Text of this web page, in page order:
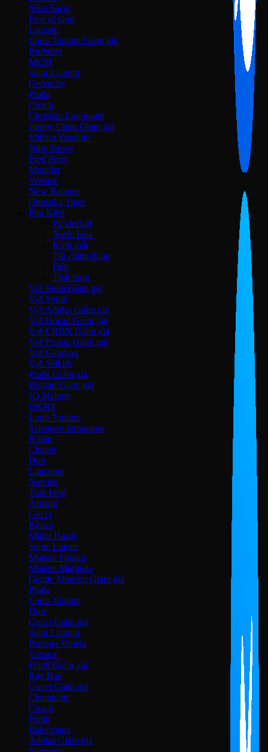
Nike Sacai
Fear of God
Lacoste
Louis Vuitton
Burberry
MCM
Saint Laurent
Givenchy
Prada
Coach
Christian Louboutin
Jimmy Choo
Mihara Yasuhiro
Nike Stussy
Fred Perry
Moncler
Versace
New Balance
Onitsuka Tiger
Phụ Kiện
PickleBall
Nước Hoa
Kinh mắt
Túi chính hãng
Dép
Thắt lưng
Vợt Joola
Vợt Sypik
Vợt Adidas
Vợt Hoead
Vợt CRBN
Vợt Proton
Vợt Gearbox
Vợt Selkirk
Prada
Bvlgari
JO Malone
DKNY
Louis Vuitton
Salvatore ferragamo
Kilian
Chanel
Dior
Lancome
Narciso
Tom Ford
Armani
Gucci
Kenzo
Miller Harris
Serge Lutens
Maison Francis
Maison Margiela
Gentle Monster
Prada
Louis Vuitton
Dior
Gucci
Saint Laurent
Bottega Veneta
Versace
Fendi
Ray Ban
Gucci
Champion
Coach
Fendi
Balenciaga
Adidas